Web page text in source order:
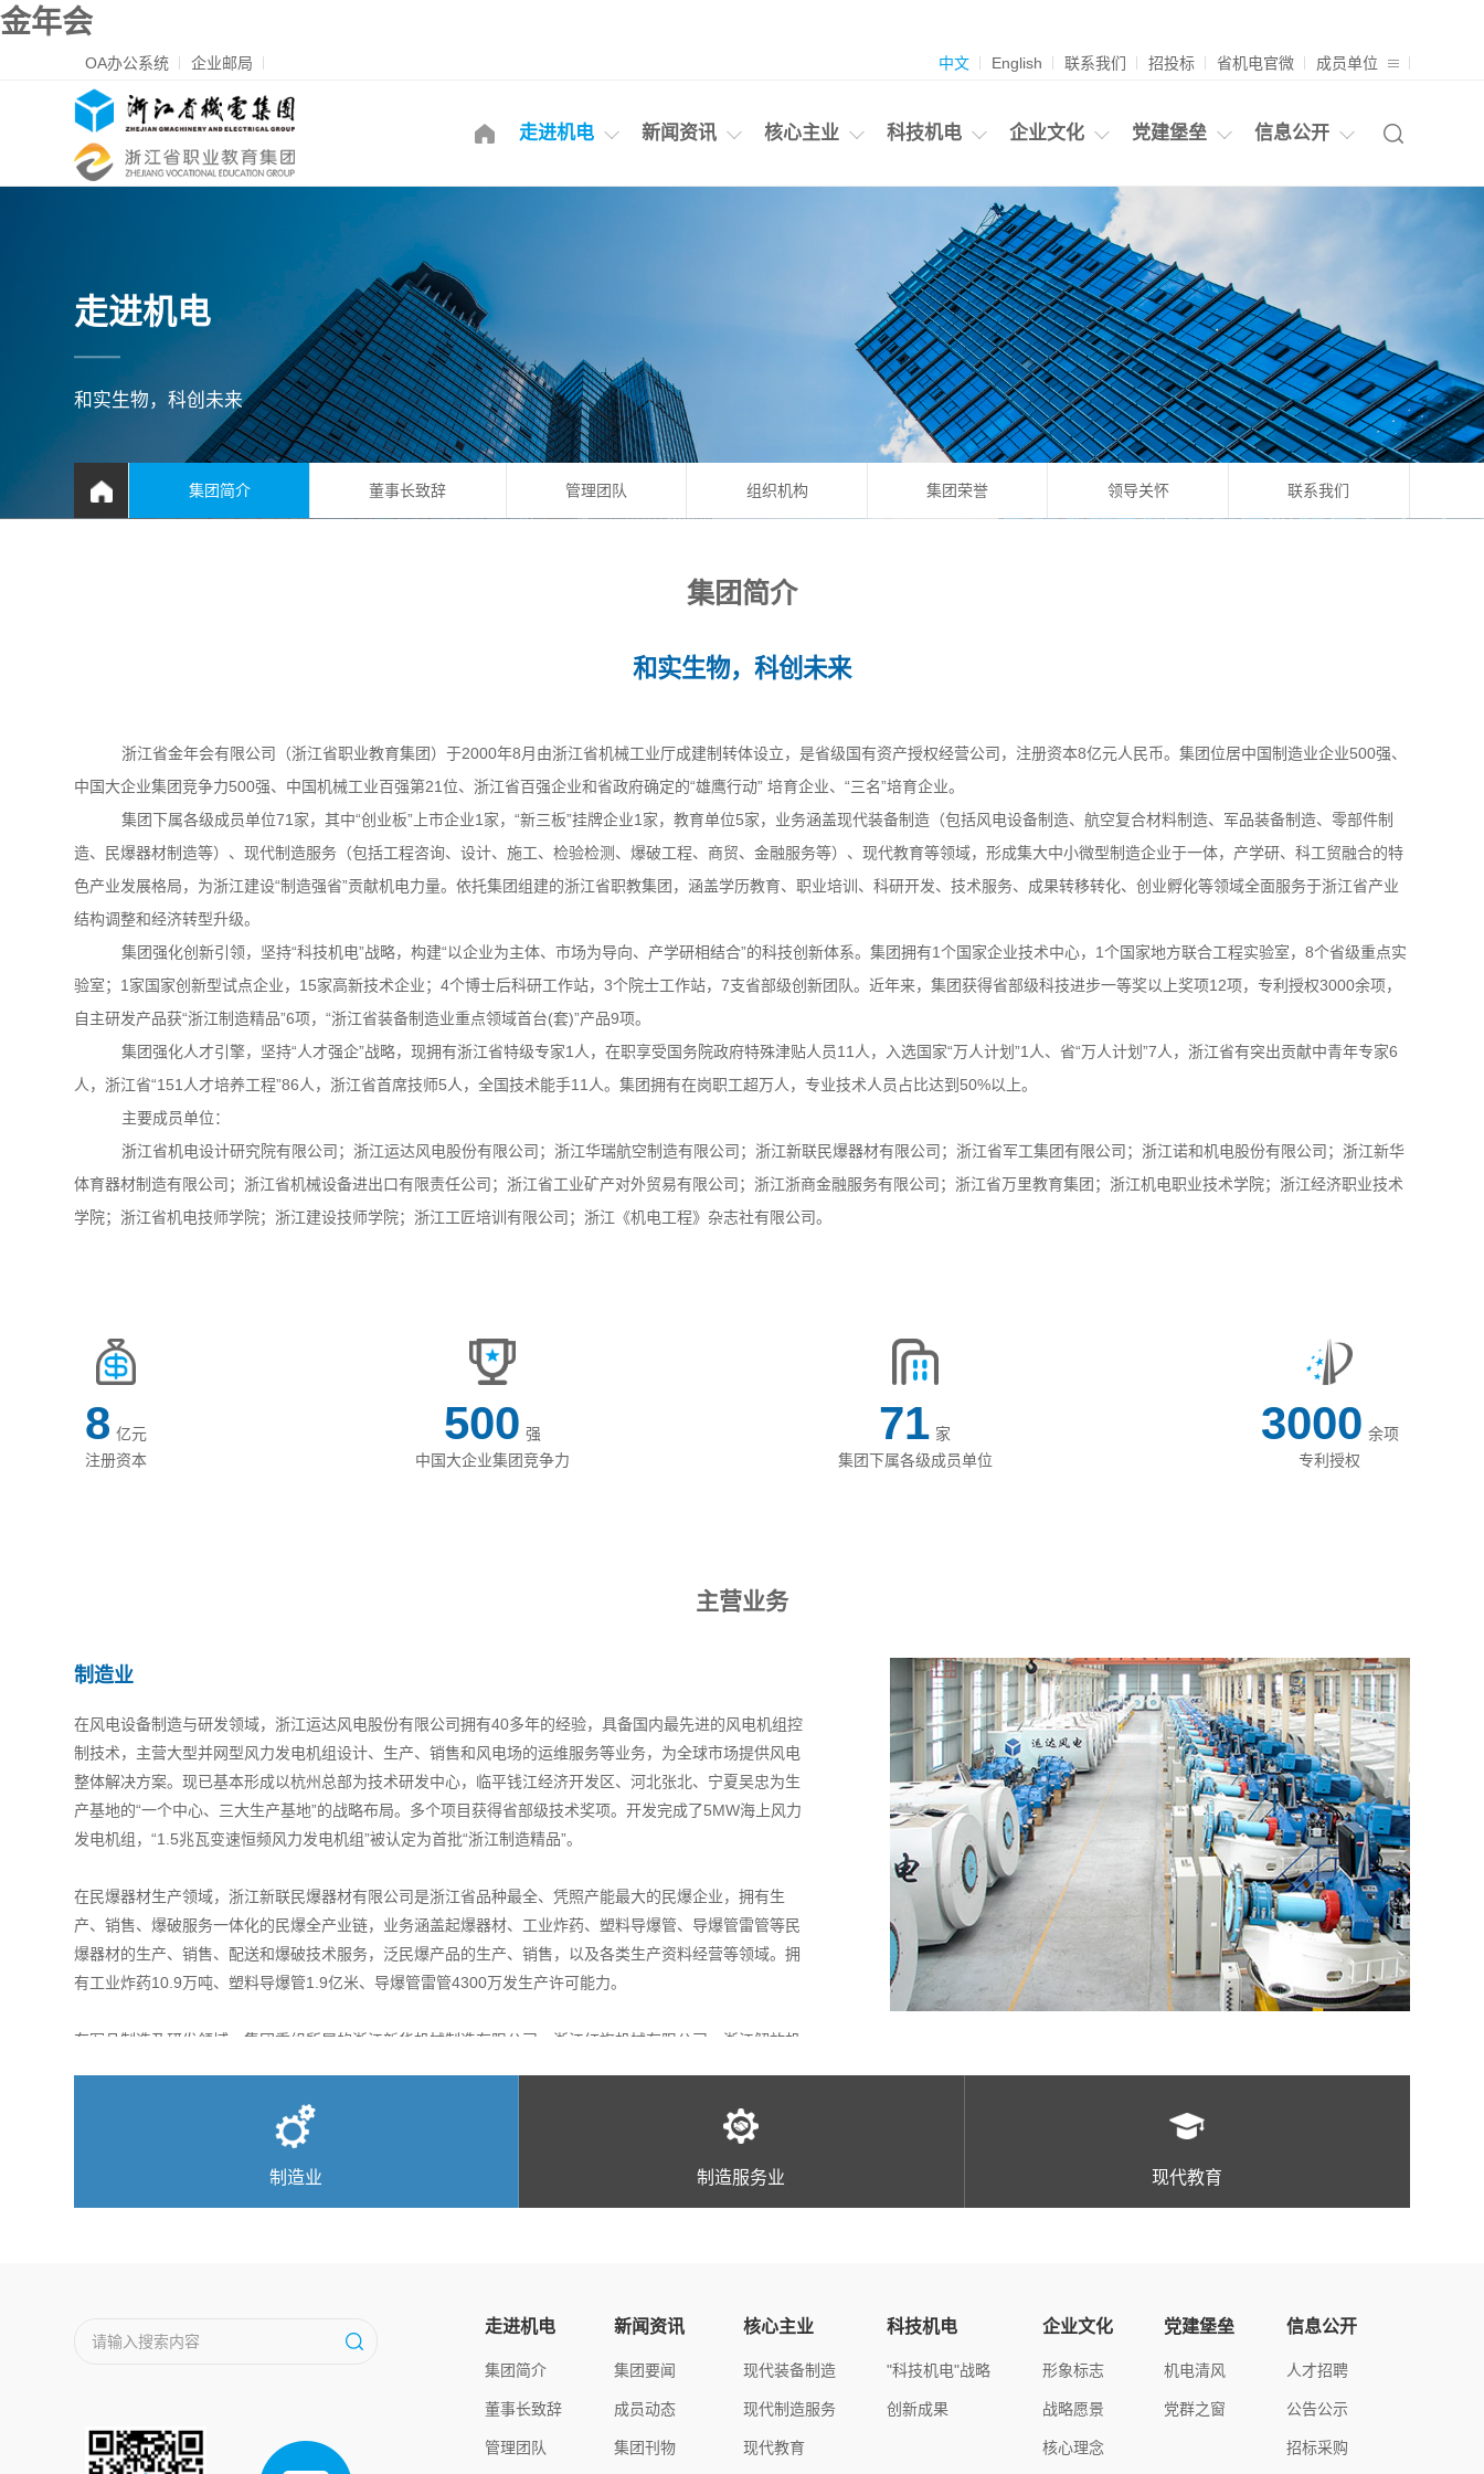
金年会
OA办公系统 企业邮局 中文 English 联系我们 招投标 省机电官微 成员单位
走进机电 新闻资讯 核心主业 科技机电 企业文化 党建堡垒 信息公开
走进机电
和实生物，科创未来
集团简介 董事长致辞 管理团队 组织机构 集团荣誉 领导关怀 联系我们
集团简介
和实生物，科创未来
浙江省金年会有限公司（浙江省职业教育集团）于2000年8月由浙江省机械工业厅成建制转体设立，是省级国有资产授权经营公司，注册资本8亿元人民币。集团位居中国制造业企业500强、
中国大企业集团竞争力500强、中国机械工业百强第21位、浙江省百强企业和省政府确定的“雄鹰行动” 培育企业、“三名”培育企业。
集团下属各级成员单位71家，其中“创业板”上市企业1家，“新三板”挂牌企业1家，教育单位5家， 业务涵盖现代装备制造（包括风电设备制造、航空复合材料制造、军品装备制造、零部件制
造、民爆器材制造等）、现代制造服务（包括工程咨询、设计、施工、检验检测、爆破工程、商贸、金融服务等）、现代教育等领域，形成集大中小微型制造企业于一体，产学研、科工贸融合的特
色产业发展格局，为浙江建设“制造强省”贡献机电力量。依托集团组建的浙江省职教集团，涵盖学历教育、职业培训、科研开发、技术服务、成果转移转化、创业孵化等领域全面服务于浙江省产业
结构调整和经济转型升级。
集团强化创新引领，坚持“科技机电”战略，构建“以企业为主体、市场为导向、产学研相结合”的科技创新体系。集团拥有1个国家企业技术中心，1个国家地方联合工程实验室，8个省级重点实
验室；1家国家创新型试点企业，15家高新技术企业；4个博士后科研工作站，3个院士工作站，7支省部级创新团队。近年来，集团获得省部级科技进步一等奖以上奖项12项，专利授权3000余项，
自主研发产品获“浙江制造精品”6项，“浙江省装备制造业重点领域首台(套)”产品9项。
集团强化人才引擎，坚持“人才强企”战略，现拥有浙江省特级专家1人， 在职享受国务院政府特殊津贴人员11人， 入选国家“万人计划”1人、 省“万人计划”7人，浙江省有突出贡献中青年专家6
人， 浙江省“151人才培养工程”86人，浙江省首席技师5人，全国技术能手11人。集团拥有在岗职工超万人，专业技术人员占比达到50%以上。
主要成员单位：
浙江省机电设计研究院有限公司；浙江运达风电股份有限公司；浙江华瑞航空制造有限公司；浙江新联民爆器材有限公司；浙江省军工集团有限公司； 浙江诺和机电股份有限公司 ；浙江新华
体育器材制造有限公司； 浙江省机械设备进出口有限责任公司 ； 浙江省工业矿产对外贸易有限公司；浙江浙商金融服务有限公司； 浙江省万里教育集团；浙江机电职业技术学院；浙江经济职业技术
学院；浙江省机电技师学院；浙江建设技师学院；浙江工匠培训有限公司 ；浙江《机电工程》杂志社有限公司。
8 亿元
注册资本
500 强
中国大企业集团竞争力
71 家
集团下属各级成员单位
3000 余项
专利授权
主营业务
制造业
在风电设备制造与研发领域，浙江运达风电股份有限公司拥有40多年的经验，具备国内最先进的风电机组控
制技术，主营大型并网型风力发电机组设计、生产、销售和风电场的运维服务等业务，为全球市场提供风电
整体解决方案。现已基本形成以杭州总部为技术研发中心，临平钱江经济开发区、河北张北、宁夏吴忠为生
产基地的“一个中心、三大生产基地”的战略布局。多个项目获得省部级技术奖项。开发完成了5MW海上风力
发电机组，“1.5兆瓦变速恒频风力发电机组”被认定为首批“浙江制造精品”。
在民爆器材生产领域，浙江新联民爆器材有限公司是浙江省品种最全、凭照产能最大的民爆企业，拥有生
产、销售、爆破服务一体化的民爆全产业链，业务涵盖起爆器材、工业炸药、塑料导爆管、导爆管雷管等民
爆器材的生产、销售、配送和爆破技术服务，泛民爆产品的生产、销售，以及各类生产资料经营等领域。拥
有工业炸药10.9万吨、塑料导爆管1.9亿米、导爆管雷管4300万发生产许可能力。
在军品制造及研发领域，集团重组所属的浙江新华机械制造有限公司、浙江红旗机械有限公司、浙江解放机
机结构部件组装、飞机技术服务、售后服务和飞机零配件维修服务。
19个专业实验室，2个省级重点实验室，以专有、特有技术为引领，完成了多项国家和省级重大科研项目。在
集团公司贸易分公司、浙江省机械设备进出口有限责任公司、浙江省工业矿产对外贸易有限公司等贸易企
浙江浙商金融服务有限公司，立足产业链，服务供应链，以客户为中心，推进业务创新，为企业提供专业、
业教育集团，拥有浙江省万里教育集团（浙江万里学院、宁波诺丁汉大学）、浙江机电职业技术学院、浙江
制造业 制造服务业 现代教育
走进机电
集团简介
董事长致辞
管理团队
新闻资讯
集团要闻
成员动态
集团刊物
核心主业
现代装备制造
现代制造服务
现代教育
科技机电
"科技机电"战略
创新成果
企业文化
形象标志
战略愿景
核心理念
党建堡垒
机电清风
党群之窗
信息公开
人才招聘
公告公示
招标采购